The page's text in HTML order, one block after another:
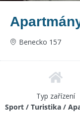
Benecko 157
Typ zařízení
Sport / Turistika /